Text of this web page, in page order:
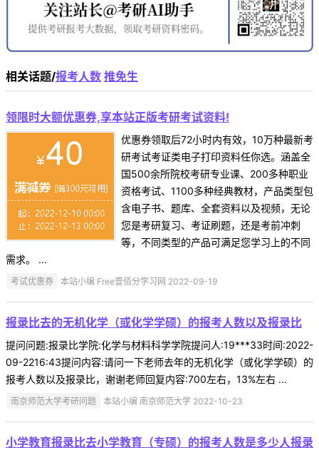
相关话题/报考人数 推免生
领限时大额优惠券,享本站正版考研考试资料!
优惠券领取后72小时内有效，10万种最新考
研考试考证类电子打印资料任你选。涵盖全
国500余所院校考研专业课、200多种职业
资格考试、1100多种经典教材，产品类型包
含电子书、题库、全套资料以及视频，无论
您是考研复习、考证刷题，还是考前冲刺
等，不同类型的产品可满足您学习上的不同
需求。 ...
考试优惠券 本站小编 Free壹佰分学习网 2022-09-19
报录比去的无机化学（或化学学硕）的报考人数以及报录比
提问问题:报录比学院:化学与材料科学学院提问人:19***33时间:2022-
09-2216:43提问内容:请问一下老师去年的无机化学（或化学学硕）的
报考人数以及报录比，谢谢老师回复内容:700左右，13%左右 ...
南京师范大学考研问题 本站小编 南京师范大学 2022-10-23
小学教育报录比去小学教育（专硕）的报考人数是多少人报录